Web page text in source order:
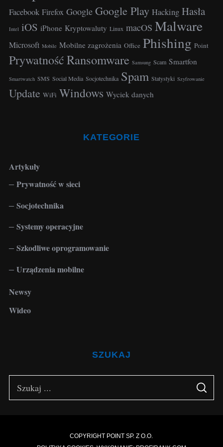
Facebook Firefox Google Google Play Hacking Hasła
Intel iOS iPhone Kryptowaluty Linux macOS Malware
Microsoft Mobile Mobilne zagrożenia Office Phishing Point
PrywatnośćRansomware Samsung Scam Smartfon
Smartwatch SMS Social Media Socjotechnika Spam Statystyki Szyfrowanie
Update WiFi Windows Wyciek danych
KATEGORIE
Artykuły
Prywatność w sieci
Socjotechnika
Systemy operacyjne
Szkodliwe oprogramowanie
Urządzenia mobilne
Newsy
Wideo
SZUKAJ
S
A
COPYRIGHT POINT SP. Z O.O.
h
o
r